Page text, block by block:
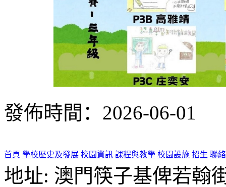
發佈時間：2026-06-01
首頁 學校歷史及發展 校園資訊 課程與教學 校園設施 招生 聯
地址: 澳門筷子基俾若翰